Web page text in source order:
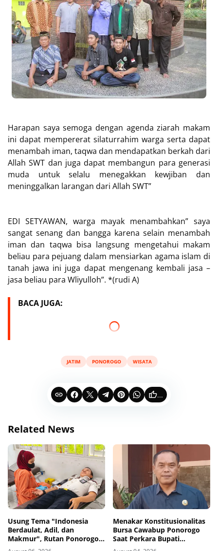
Harapan saya semoga dengan agenda ziarah makam
ini dapat mempererat silaturrahim warga serta dapat
menambah iman, taqwa dan mendapatkan berkah dari
Allah SWT dan juga dapat membangun para generasi
muda untuk selalu menegakkan kewjiban dan
meninggalkan larangan dari Allah SWT”
EDI SETYAWAN, warga mayak menambahkan” saya
sangat senang dan bangga karena selain menambah
iman dan taqwa bisa langsung mengetahui makam
beliau para pejuang dalam mensiarkan agama islam di
tanah jawa ini juga dapat mengenang kembali jasa –
jasa beliau para Wliyulloh”. *(rudi A)
BACA JUGA:
JATIM PONOROGO WISATA
...
Related News
Usung Tema "Indonesia
Berdaulat, Adil, dan
Makmur", Rutan Ponorogo
Gelar Donor Darah
Menakar Konstitusionalitas
Bursa Cawabup Ponorogo
Saat Perkara Bupati
Nonaktif Belum Inkrah